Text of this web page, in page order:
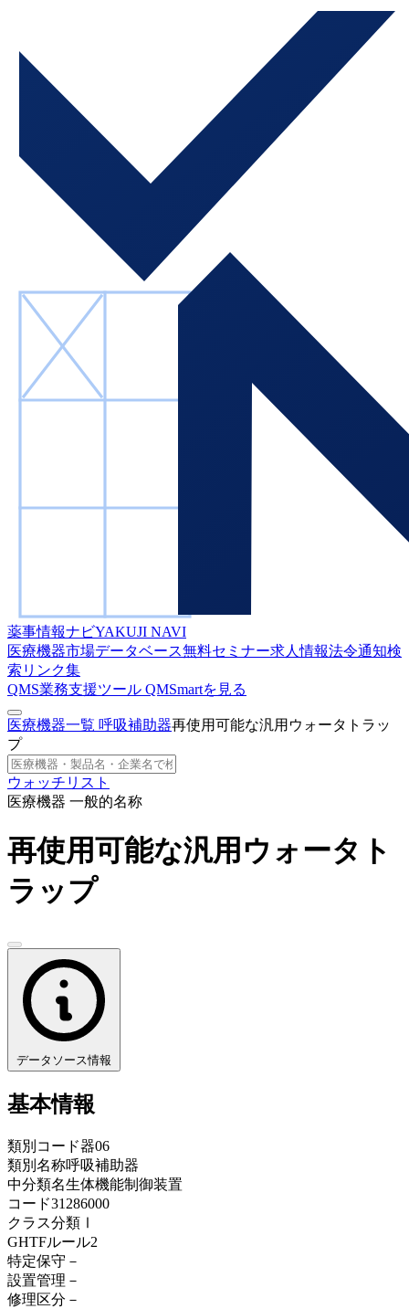
薬事情報ナビYAKUJI NAVI
医療機器市場データベース無料セミナー求人情報法令通知検
索 リンク集
QMS業務支援ツール QMSmartを見る
医療機器一覧 呼吸補助器再使用可能な汎用ウォータトラッ
プ
ウォッチリスト
医療機器 一般的名称
再使用可能な汎用ウォータト
ラップ
データソース情報
基本情報
類別コード器06
類別名称呼吸補助器
中分類名生体機能制御装置
コード31286000
クラス分類 Ⅰ
GHTFルール2
特定保守 －
設置管理 －
修理区分 －